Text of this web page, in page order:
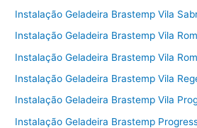
Instalação Geladeira Brastemp Vila
Instalação Geladeira Brastemp Vila
Instalação Geladeira Brastemp Vila
Instalação Geladeira Brastemp Vila
Instalação Geladeira Brastemp Vila
Instalação Geladeira Brastemp